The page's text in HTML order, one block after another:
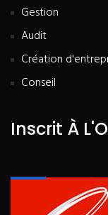
Gestion
Audit
Création
Conseil
Inscrit À